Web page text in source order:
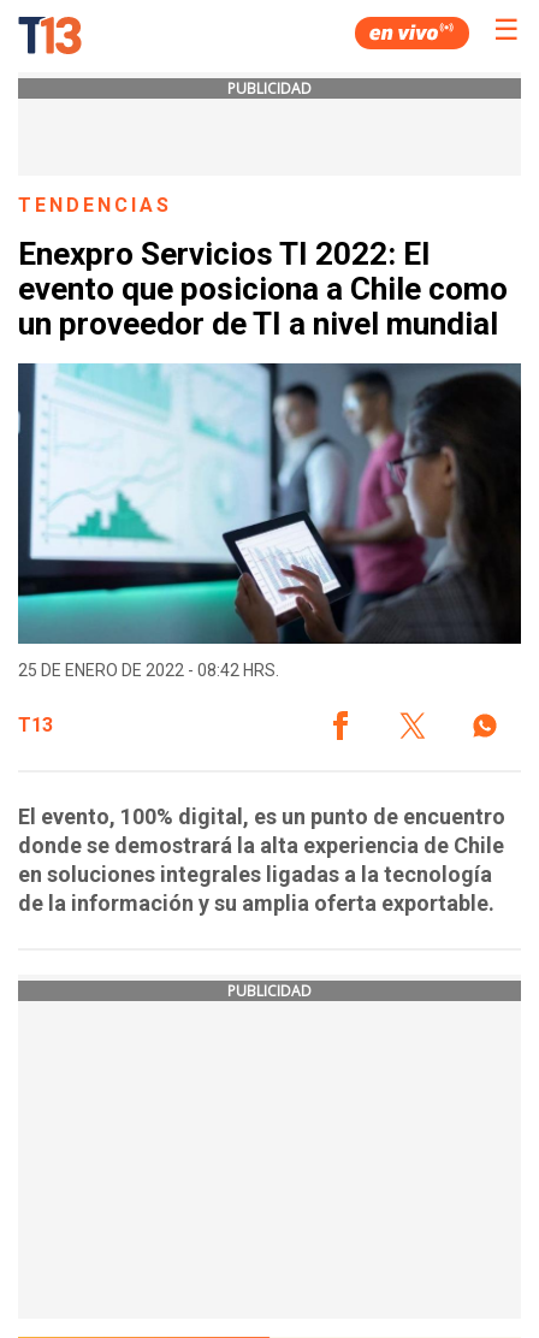
☰
PUBLICIDAD
TENDENCIAS
Enexpro Servicios TI 2022: El
evento que posiciona a Chile como
un proveedor de TI a nivel mundial
25 DE ENERO DE 2022 - 08:42 HRS.
T13
El evento, 100% digital, es un punto de encuentro
donde se demostrará la alta experiencia de Chile
en soluciones integrales ligadas a la tecnología
de la información y su amplia oferta exportable.
PUBLICIDAD